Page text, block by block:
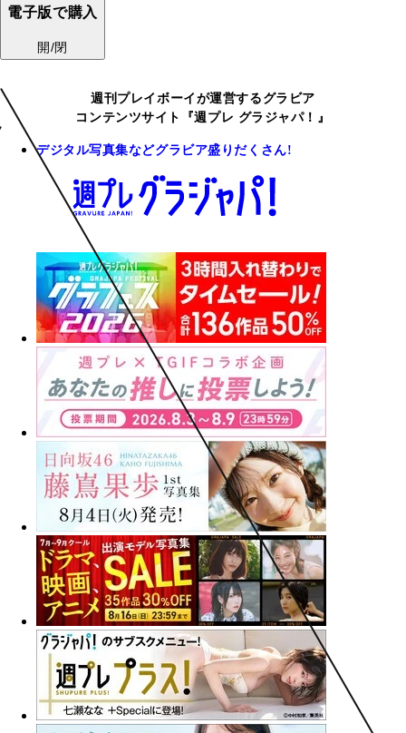
電子版で購入
開/閉
週刊プレイボーイが運営するグラビア
コンテンツサイト『週プレ グラジャパ！』
デジタル写真集などグラビア盛りだくさん!